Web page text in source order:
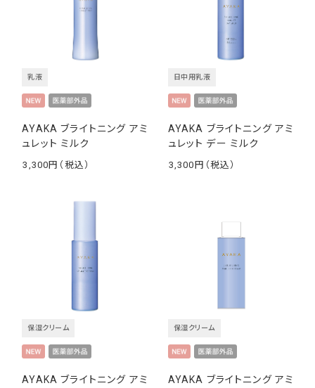
AYAKA ブライトニング アミ
ュレット ミルク
乳液
3,300
AYAKA ブライトニング アミ
ュレット デー ミルク
日中用乳液
3,300
AYAKA ブライトニング アミ
保湿クリーム
AYAKA ブライトニング アミ
保湿クリーム